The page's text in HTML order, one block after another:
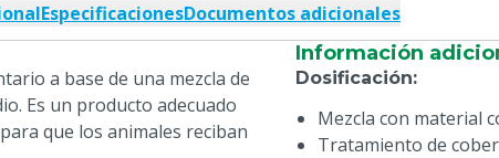
EspecificacionesDocumentos adicionales
a base de una mezcla de
Es un producto adecuado
que los animales reciban
Información
Dosificación:
Mezcla con material
Tratamiento de